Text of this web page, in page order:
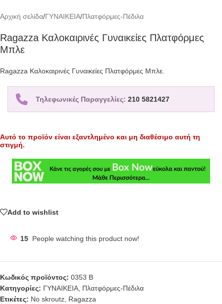
Αρχική σελίδα/ΓΥΝΑΙΚΕΙΑ/Πλατφόρμες-Πέδιλα
Ragazza Καλοκαιρινές Γυναικείες Πλατφόρμες
Μπλε
Ragazza Καλοκαιρινές Γυναικείες Πλατφόρμες Μπλε.
Τηλεφωνικές Παραγγελίες: 210 5821427
Αυτό το προϊόν είναι εξαντλημένο και μη διαθέσιμο αυτή τη
στιγμή.
Add to wishlist
15 People watching this product now!
Κωδικός προϊόντος: 0353 B
Κατηγορίες: ΓΥΝΑΙΚΕΙΑ Πλατφόρμες-Πέδιλα
Ετικέτες: No skroutz Ragazza